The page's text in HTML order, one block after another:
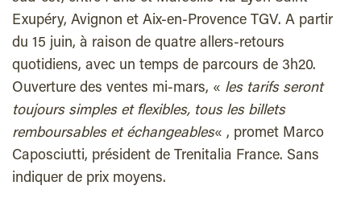
Exupéry, Avignon et Aix-en-Provence TGV. A partir
du 15 juin, à raison de quatre allers-retours
quotidiens, avec un temps de parcours de 3h20.
Ouverture des ventes mi-mars, « les tarifs seront
toujours simples et flexibles, tous les billets
remboursables et échangeables« , promet Marco
Caposciutti, président de Trenitalia France. Sans
indiquer de prix moyens.